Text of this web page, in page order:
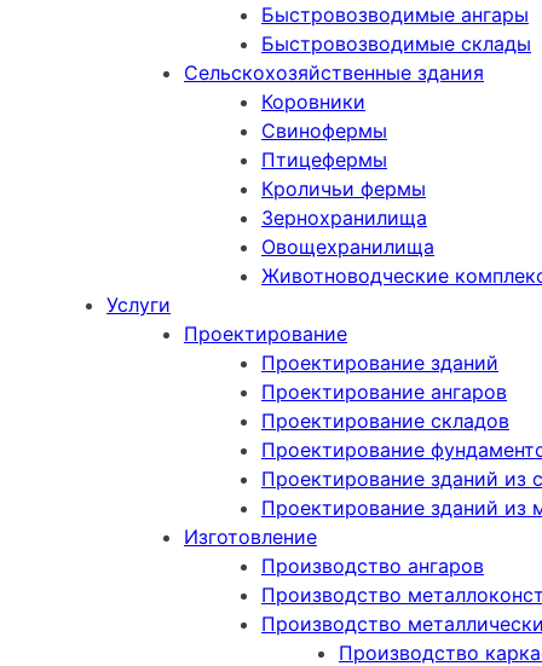
Быстровозводимые ангары
Быстровозводимые склады
Сельскохозяйственные здания
Коровники
Свинофермы
Птицефермы
Кроличьи фермы
Зернохранилища
Овощехранилища
Животноводческие
Услуги
Проектирование
Проектирование зданий
Проектирование ангаров
Проектирование складов
Проектирование
Проектирование зданий из
Проектирование зданий из
Изготовление
Производство ангаров
Производство
Производство
Производство